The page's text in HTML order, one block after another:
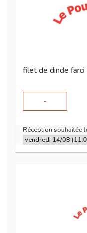
filet de dinde farci
-
Réception souhaitée